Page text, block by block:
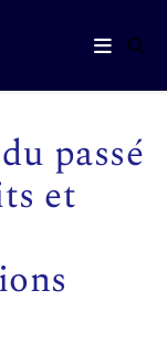
passé
et